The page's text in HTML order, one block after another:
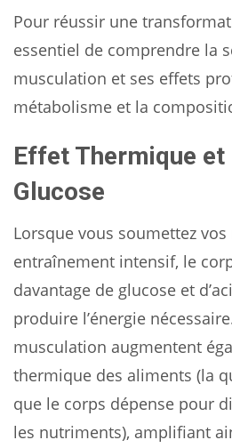
Pour réussir une
essentiel de comprendre la
musculation et ses effets
métabolisme et la
Effet Thermique et
Glucose
Lorsque vous soumettez
entraînement intensif, le
davantage de glucose et
produire l’énergie
musculation augmentent
thermique des aliments (la
que le corps dépense pour
les nutriments), amplifiant